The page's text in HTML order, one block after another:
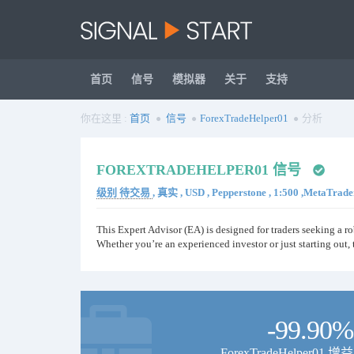
首页 信号 模拟器 关于 支持
你在这里 : 首页 信号 ForexTradeHelper01 分析
FOREXTRADEHELPER01 信号
级别 待交易 , 真实 , USD , Pepperstone , 1:500
This Expert Advisor (EA) is designed for traders seeking a
Whether you’re an experienced investor or just starting
-99.90%